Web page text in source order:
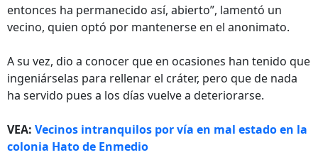
entonces ha permanecido así, abierto”, lamentó un
vecino, quien optó por mantenerse en el anonimato.
A su vez, dio a conocer que en ocasiones han tenido que
ingeniárselas para rellenar el cráter, pero que de nada
ha servido pues a los días vuelve a deteriorarse.
VEA: Vecinos intranquilos por vía en mal estado en la
colonia Hato de Enmedio